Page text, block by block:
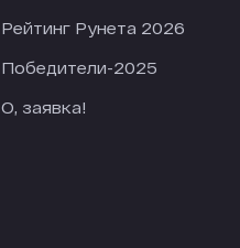
Рейтинг Рунета 2026
Победители-2025
О, заявка!